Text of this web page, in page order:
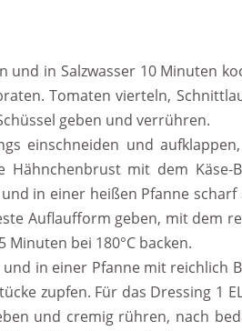
und in Salzwasser 10 Minuten
Tomaten vierteln,
geben und verrühren.
einschneiden und
Hähnchenbrust mit dem Käse-
in einer heißen Pfanne
Auflaufform geben, mit dem
bei 180°C backen.
in einer Pfanne mit reichlich
zupfen. Für das Dressing 1
und cremig rühren, nach